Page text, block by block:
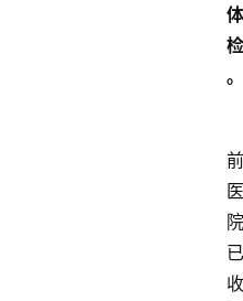
体
检
。
前
医
院
已
收